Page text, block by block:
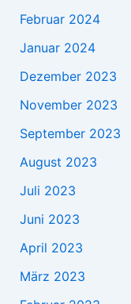
Februar 2024
Januar 2024
Dezember 2023
November 2023
September 2023
August 2023
Juli 2023
Juni 2023
April 2023
März 2023